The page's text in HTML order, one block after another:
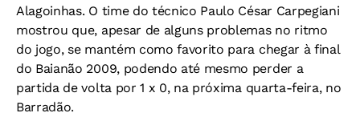
Alagoinhas. O time do técnico Paulo César Carpegiani
mostrou que, apesar de alguns problemas no ritmo
do jogo, se mantém como favorito para chegar à final
do Baianão 2009, podendo até mesmo perder a
partida de volta por 1 x 0, na próxima quarta-feira, no
Barradão.